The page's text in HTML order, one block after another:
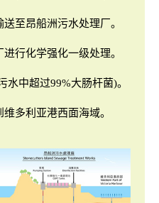
至昂船洲污水处理厂。
行化学强化一级处理。
水中超过99%大肠杆菌)。
多利亚港西面海域。